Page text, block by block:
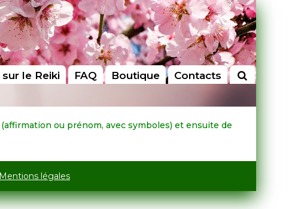
le Reiki FAQ Boutique Contacts
ou prénom, avec symboles) et ensuite de
Mentions légales